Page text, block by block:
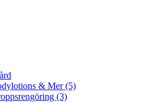
& Mer (5)
(3)